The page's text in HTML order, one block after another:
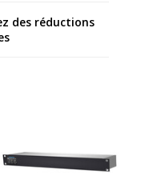
des réductions